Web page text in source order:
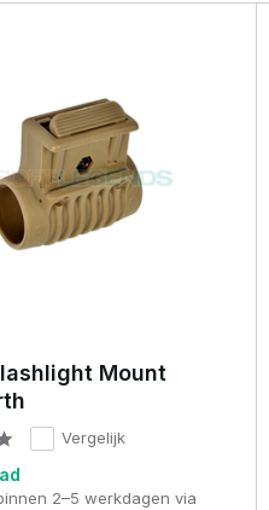
een pressure
Mount
Vergelijk
2–5 werkdagen via